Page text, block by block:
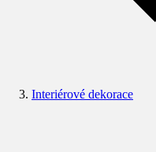
Interiérové dekorace